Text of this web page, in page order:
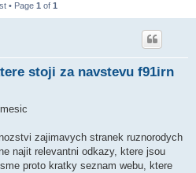
• Page 1 of 1
stoji za navstevu f91irn
zajimavych stranek ruznorodych
najit relevantni odkazy, ktere jsou
proto kratky seznam webu, ktere